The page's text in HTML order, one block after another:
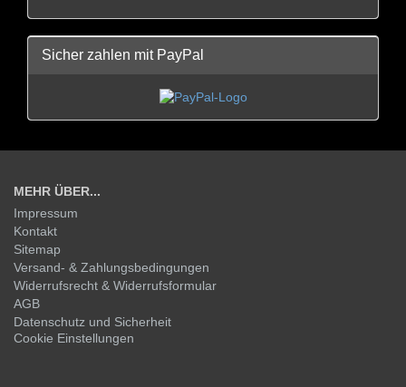
Sicher zahlen mit PayPal
MEHR ÜBER...
Impressum
Kontakt
Sitemap
Versand- & Zahlungsbedingungen
Widerrufsrecht & Widerrufsformular
AGB
Datenschutz und Sicherheit
Cookie Einstellungen